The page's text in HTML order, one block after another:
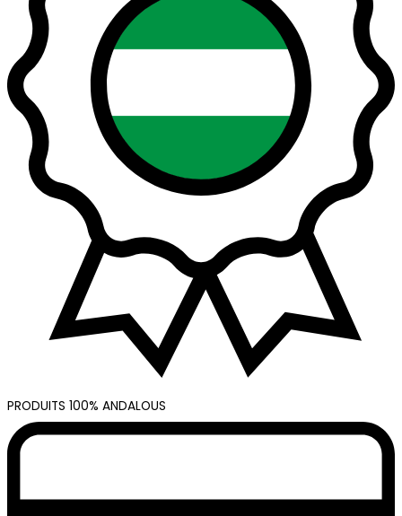
PRODUITS 100% ANDALOUS